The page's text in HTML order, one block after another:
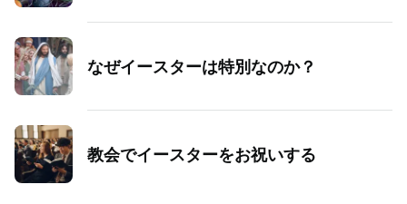
なぜイースターは特別なのか？
教会でイースターをお祝いする